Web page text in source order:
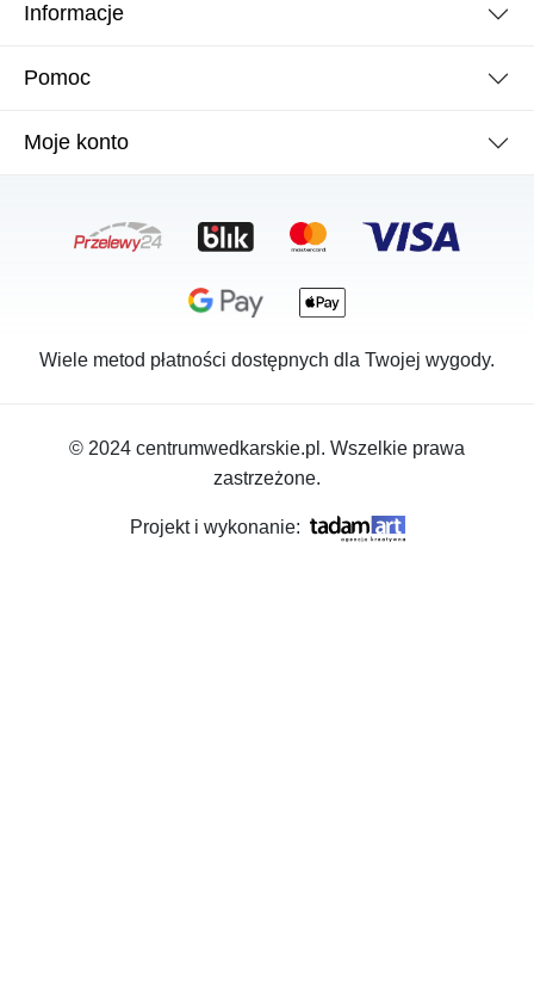
Informacje
Pomoc
Moje konto
Wiele metod płatności dostępnych dla Twojej wygody.
© 2024 centrumwedkarskie.pl. Wszelkie prawa
zastrzeżone.
Projekt i wykonanie: